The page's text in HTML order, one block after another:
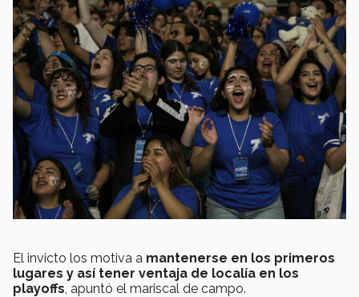
El invicto los motiva a mantenerse en los primeros
lugares y así tener ventaja de localía en los
playoffs , apuntó el mariscal de campo.